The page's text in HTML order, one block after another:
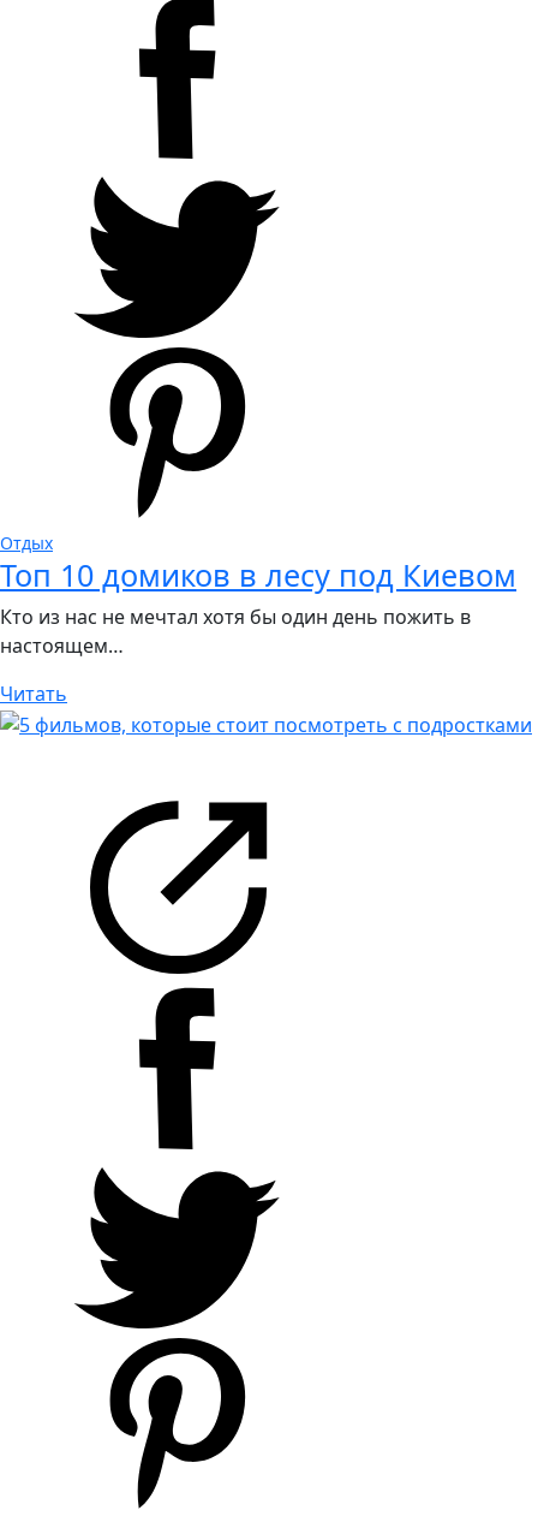
Отдых
Топ 10 домиков в лесу под Киевом
Кто из нас не мечтал хотя бы один день пожить в
настоящем…
Читать